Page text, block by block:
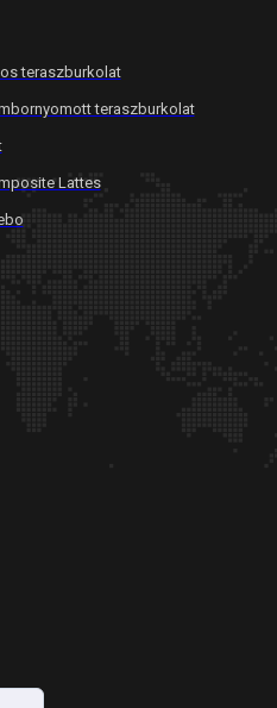
teraszburkolat
teraszburkolat
Lattes